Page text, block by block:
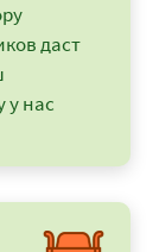
даст
у нас